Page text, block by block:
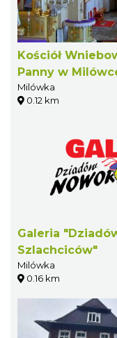
Kościół
Panny w
Milówka
0.12 km
Galeria
Szlachciców"
Milówka
0.16 km